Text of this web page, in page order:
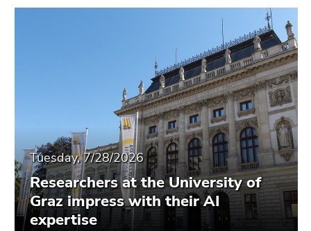
Tuesday, 7/28/2026
Researchers at the University of
Graz impress with their AI
expertise